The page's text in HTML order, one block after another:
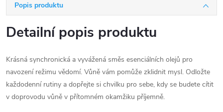
Popis produktu
Detailní popis produktu
Krásná synchronická a vyvážená směs esenciálních olejů pro
navození režimu vědomí. Vůně vám pomůže zklidnit mysl. Odložte
každodenní rutiny a dopřejte si chvilku pro sebe, kdy se budete cítit
v doprovodu vůně v přítomném okamžiku příjemně.